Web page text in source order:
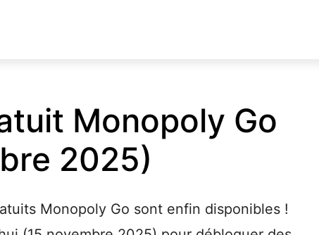
Monopoly Go
2025)
Monopoly Go sont enfin disponibles !